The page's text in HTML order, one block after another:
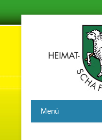
Menü